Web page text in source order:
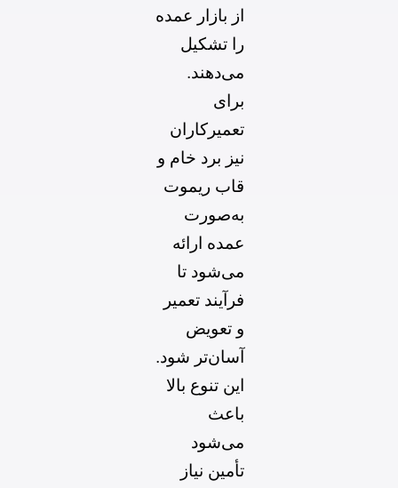
از بازار عمده
را تشکیل
می‌دهند.
برای
تعمیرکاران
نیز برد خام و
قاب ریموت
به‌صورت
عمده ارائه
می‌شود تا
فرآیند تعمیر
و تعویض
آسان‌تر شود.
این تنوع بالا
باعث
می‌شود
تأمین نیاز